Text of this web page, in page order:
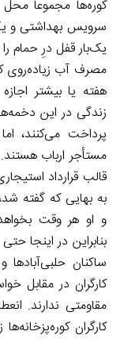
سرویس بهداشتی و
یک‌بار قفل درِ حمام
مصرف آب زیاده‌روی
هفته یا بیشتر
پرداخت می‌کنند،
مستأجر ارباب
قالب قرارداد
به بهایی که گفته
و او هر وقت بخواهد
بنابراین در اینجا
ساکنان
کارگران در مقابل
مقاومتی ندارند.
کارگران